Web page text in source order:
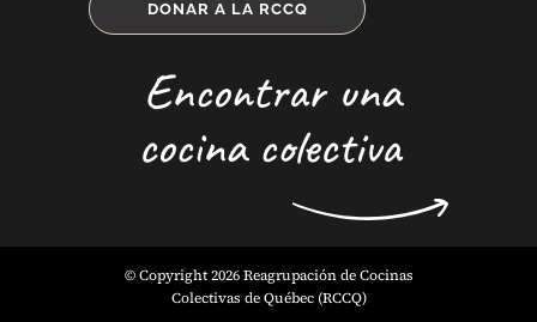
DONAR A LA RCCQ
Encontrar una
cocina colectiva
© Copyright 2026 Reagrupación de Cocinas
Colectivas de Québec (RCCQ)